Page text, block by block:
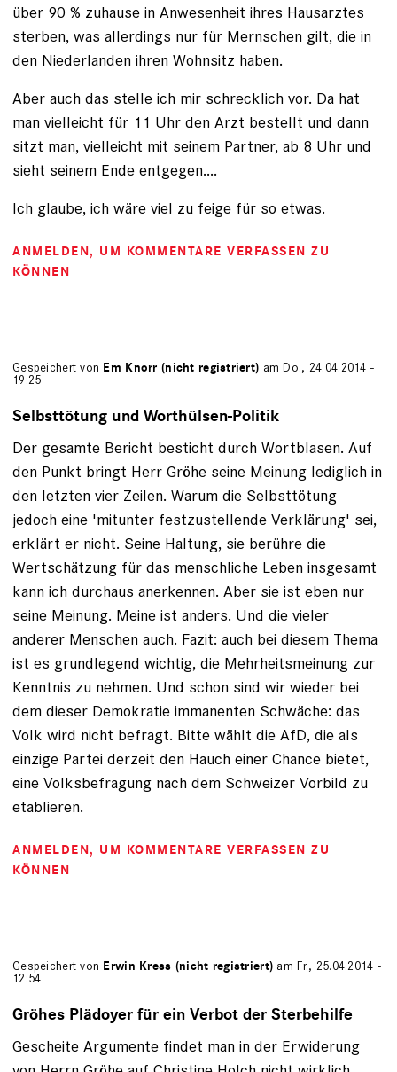
über 90 % zuhause in Anwesenheit ihres Hausarztes
sterben, was allerdings nur für Mernschen gilt, die in
den Niederlanden ihren Wohnsitz haben.
Aber auch das stelle ich mir schrecklich vor. Da hat
man vielleicht für 11 Uhr den Arzt bestellt und dann
sitzt man, vielleicht mit seinem Partner, ab 8 Uhr und
sieht seinem Ende entgegen....
Ich glaube, ich wäre viel zu feige für so etwas.
ANMELDEN, UM KOMMENTARE VERFASSEN ZU
KÖNNEN
Gespeichert von Em Knorr (nicht registriert) am Do., 24.04.2014 -
19:25
Selbsttötung und Worthülsen-Politik
Der gesamte Bericht besticht durch Wortblasen. Auf
den Punkt bringt Herr Gröhe seine Meinung lediglich in
den letzten vier Zeilen. Warum die Selbsttötung
jedoch eine 'mitunter festzustellende Verklärung' sei,
erklärt er nicht. Seine Haltung, sie berühre die
Wertschätzung für das menschliche Leben insgesamt
kann ich durchaus anerkennen. Aber sie ist eben nur
seine Meinung. Meine ist anders. Und die vieler
anderer Menschen auch. Fazit: auch bei diesem Thema
ist es grundlegend wichtig, die Mehrheitsmeinung zur
Kenntnis zu nehmen. Und schon sind wir wieder bei
dem dieser Demokratie immanenten Schwäche: das
Volk wird nicht befragt. Bitte wählt die AfD, die als
einzige Partei derzeit den Hauch einer Chance bietet,
eine Volksbefragung nach dem Schweizer Vorbild zu
etablieren.
ANMELDEN, UM KOMMENTARE VERFASSEN ZU
KÖNNEN
Gespeichert von Erwin Kress (nicht registriert) am Fr., 25.04.2014 -
12:54
Gröhes Plädoyer für ein Verbot der Sterbehilfe
Gescheite Argumente findet man in der Erwiderung